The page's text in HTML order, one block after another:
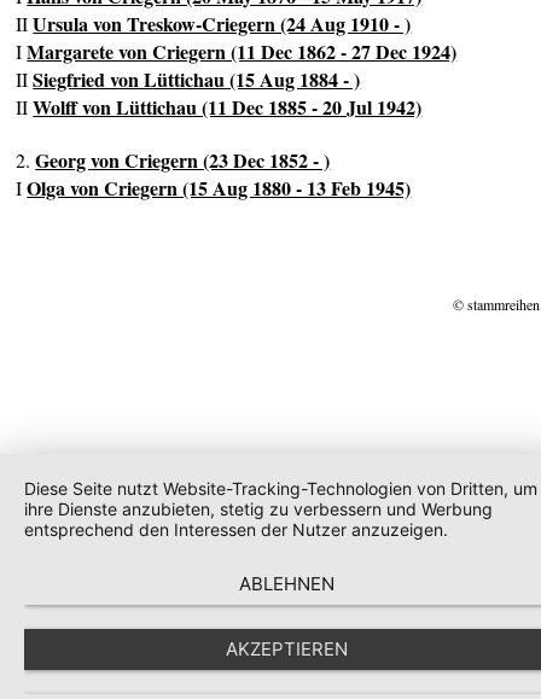
IIUrsula von Treskow-Criegern (24 Aug 1910 - )
IMargarete von Criegern (11 Dec 1862 - 27 Dec 1924)
IISiegfried von Lüttichau (15 Aug 1884 - )
IIWolff von Lüttichau (11 Dec 1885 - 20 Jul 1942)
2.Georg von Criegern (23 Dec 1852 - )
IOlga von Criegern (15 Aug 1880 - 13 Feb 1945)
©
Diese Seite nutzt Website-Tracking-Technologien von Dritten, um
ihre Dienste anzubieten, stetig zu verbessern und Werbung
entsprechend den Interessen der Nutzer anzuzeigen.
ABLEHNEN
AKZEPTIEREN